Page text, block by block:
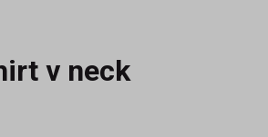
v neck